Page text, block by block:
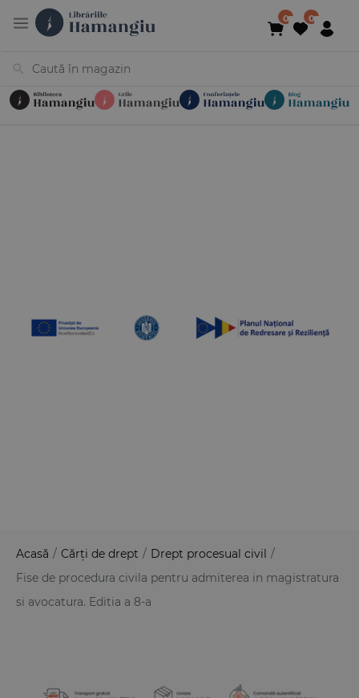
Acasă / Cărți de drept / Drept procesual civil /
Fise de procedura civila pentru admiterea in magistratura
si avocatura. Editia a 8-a